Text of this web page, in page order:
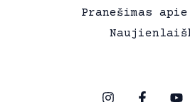
Pranešimas